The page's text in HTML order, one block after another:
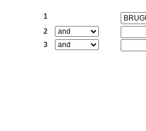
1
2
3